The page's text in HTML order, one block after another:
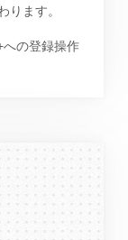
ります。
への登録操作